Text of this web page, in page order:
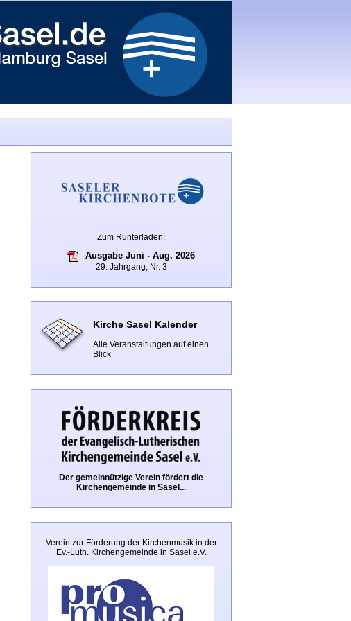
Zum Runterladen:
Ausgabe Juni - Aug. 2026
29. Jahrgang, Nr. 3
Kirche Sasel Kalender
Alle Veranstaltungen auf einen
Blick
Der gemeinnützige Verein fördert die
Kirchengemeinde in Sasel...
Verein zur Förderung der Kirchenmusik in der
Ev.-Luth. Kirchengemeinde in Sasel e.V.